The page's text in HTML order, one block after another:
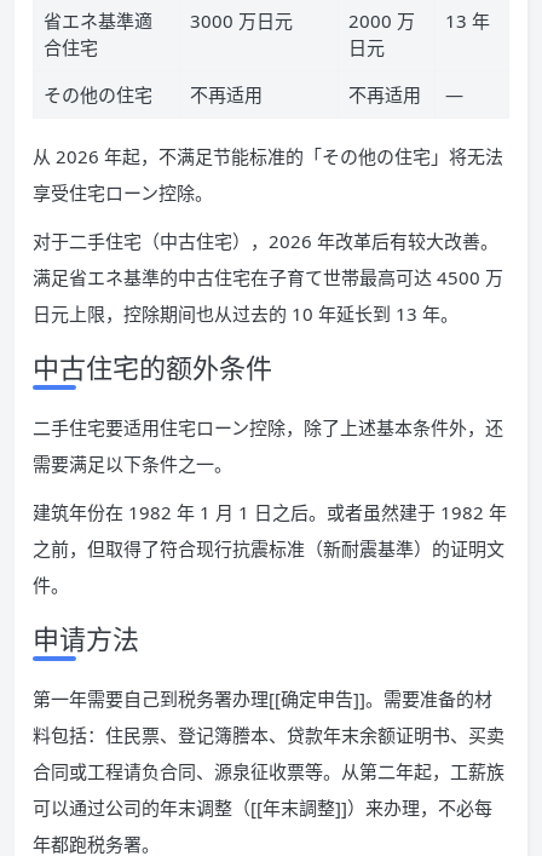
省エネ基準適
合住宅
3000 万日元
2000 万
日元
13 年
その他の住宅 不再适用 不再适用 —
从 2026 年起，不满足节能标准的「その他の住宅」将无法
享受住宅ローン控除。
对于二手住宅（中古住宅），2026 年改革后有较大改善。
满足省エネ基準的中古住宅在子育て世帯最高可达 4500 万
日元上限，控除期间也从过去的 10 年延长到 13 年。
中古住宅的额外条件
二手住宅要适用住宅ローン控除，除了上述基本条件外，还
需要满足以下条件之一。
建筑年份在 1982 年 1 月 1 日之后。或者虽然建于 1982 年
之前，但取得了符合现行抗震标准（新耐震基準）的证明文
件。
申请方法
第一年需要自己到税务署办理[[确定申告]]。需要准备的材
料包括：住民票、登记簿謄本、贷款年末余额证明书、买卖
合同或工程请负合同、源泉征收票等。从第二年起，工薪族
可以通过公司的年末调整（[[年末調整]]）来办理，不必每
年都跑税务署。